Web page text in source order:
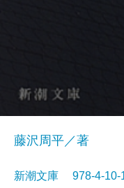
藤沢周平／著
新潮文庫 978-4-